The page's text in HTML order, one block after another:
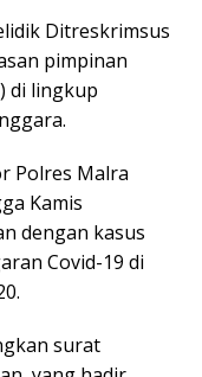
Ditreskrimsus
pimpinan
di lingkup
Polres Malra
Kamis
dengan kasus
Covid-19 di
surat